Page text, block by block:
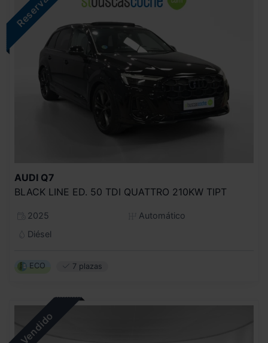
AUDI Q7
BLACK LINE ED. 50 TDI QUATTRO 210KW TIPT
2025
Automático
Diésel
ECO 7 plazas